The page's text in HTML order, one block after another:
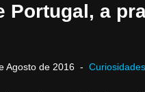
Portugal, a
Agosto de 2016 Curiosidades